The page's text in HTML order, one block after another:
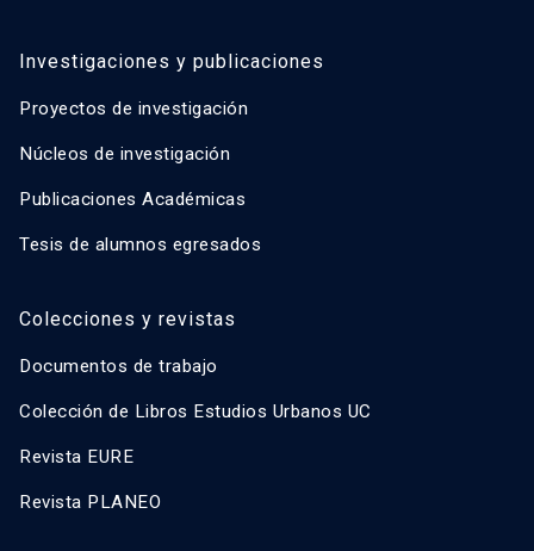
Investigaciones y publicaciones
Proyectos de investigación
Núcleos de investigación
Publicaciones Académicas
Tesis de alumnos egresados
Colecciones y revistas
Documentos de trabajo
Colección de Libros Estudios Urbanos UC
Revista EURE
Revista PLANEO